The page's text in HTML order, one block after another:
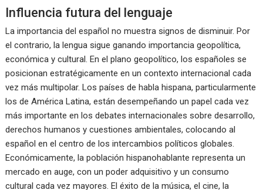
Influencia futura del lenguaje
La importancia del español no muestra signos de disminuir. Por
el contrario, la lengua sigue ganando importancia geopolítica,
económica y cultural. En el plano geopolítico, los españoles se
posicionan estratégicamente en un contexto internacional cada
vez más multipolar. Los países de habla hispana, particularmente
los de América Latina, están desempeñando un papel cada vez
más importante en los debates internacionales sobre desarrollo,
derechos humanos y cuestiones ambientales, colocando al
español en el centro de los intercambios políticos globales.
Económicamente, la población hispanohablante representa un
mercado en auge, con un poder adquisitivo y un consumo
cultural cada vez mayores. El éxito de la música, el cine, la